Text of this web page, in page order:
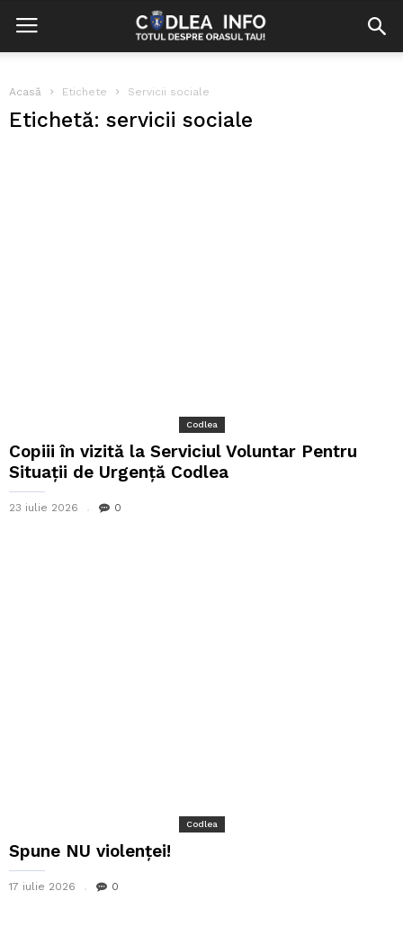
Acasă Etichete Servicii sociale
Etichetă: servicii sociale
Codlea
Copiii în vizită la Serviciul Voluntar Pentru
Situații de Urgență Codlea
23 iulie 2026 0
Codlea
Spune NU violenței!
17 iulie 2026 0